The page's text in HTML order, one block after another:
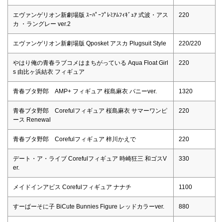
エヴァンゲリオン新劇場版 ｽｰﾊﾟｰﾌﾟﾚﾐｱﾑﾌｨｷﾞｭｱ 式波・アス
カ ・ラングレー ver.2
220
エヴァンゲリオン新劇場版 Qposket アスカ Plugsuit Style 220/220
やはり俺の青春ラブコメはまちがっている Aqua Float Girl
s 由比ヶ浜結衣 フィギュア
220
青春ブタ野郎 AMP+ フィギュア 桜島麻衣 バニーver. 1320
青春ブタ野郎 Corefulフィギュア 桜島麻衣 サマーワンピ
ース Renewal
220
青春ブタ野郎 Corefulフィギュア 梓川かえで 220
デート・ア・ライブ Corefulフィギュア 時崎狂三 和ゴスV
er.
330
メイドインアビス Corefulフィギュア ナナチ 1100
すーぱーそに子 BiCute Bunnies Figure レッドカラーver. 880